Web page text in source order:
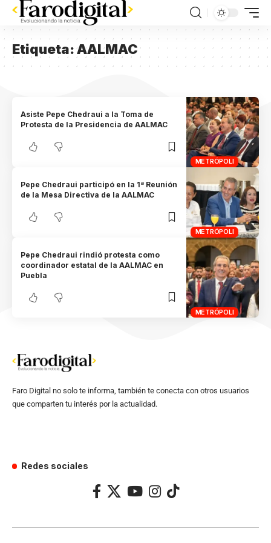
Etiqueta:AALMAC
METRÓPOLI
Asiste Pepe Chedraui a la Toma de
Protesta de la Presidencia de AALMAC
METRÓPOLI
Pepe Chedraui participó en la 1ª Reunión
de la Mesa Directiva de la AALMAC
METRÓPOLI
Pepe Chedraui rindió protesta como
coordinador estatal de la AALMAC en
Puebla
Faro Digital no solo te informa, también te conecta con otros usuarios
que comparten tu interés por la actualidad.
Redes sociales